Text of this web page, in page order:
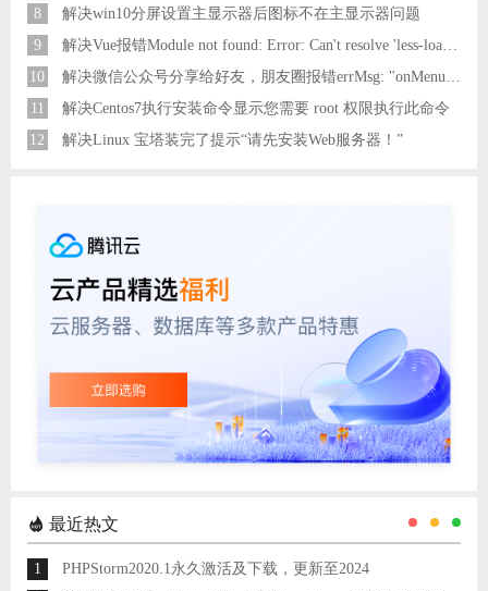
8
解决win10分屏设置主显示器后图标不在主显示器问题
9
解决Vue报错Module not found: Error: Can't resolve 'less-loader' in 'C:\Users\Hm\Desktop\vue\vue_shop'问题
10
11
解决Centos7执行安装命令显示您需要 root 权限执行此命令
12
解决Linux 宝塔装完了提示“请先安装Web服务器！”
最近热文
1
PHPStorm2020.1永久激活及下载，更新至2024